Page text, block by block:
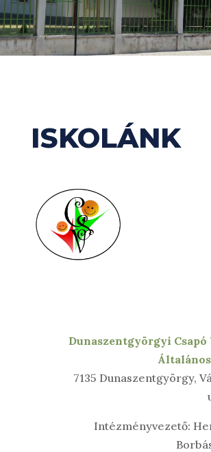
ISKOLÁNK
Dunaszentgyörgyi
7135 Dunaszentgyörgy,
Intézményvezető: